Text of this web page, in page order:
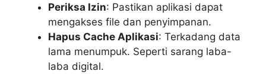
Periksa Izin: Pastikan aplikasi dapat
mengakses file dan penyimpanan.
Hapus Cache Aplikasi: Terkadang data
lama menumpuk. Seperti sarang laba-
laba digital.